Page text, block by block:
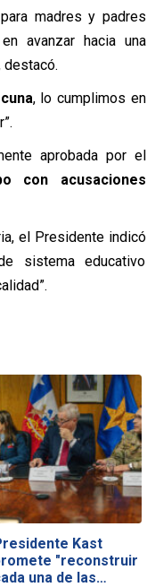
madres y padres
avanzar hacia una
destacó.
, lo cumplimos en
aprobada por el
con acusaciones
el Presidente indicó
sistema educativo
Kast
"reconstruir
una de las…